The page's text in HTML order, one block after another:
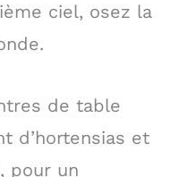
ciel, osez la
de table
d’hortensias et
pour un